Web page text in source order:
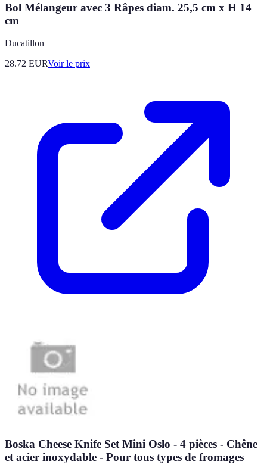
Bol Mélangeur avec 3 Râpes diam. 25,5 cm x H 14
cm
Ducatillon
28.72 EURVoir le prix
Boska Cheese Knife Set Mini Oslo - 4 pièces - Chêne
et acier inoxydable - Pour tous types de fromages